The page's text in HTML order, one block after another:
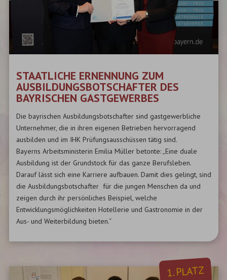
STAATLICHE ERNENNUNG ZUM
AUSBILDUNGSBOTSCHAFTER DES
BAYRISCHEN GASTGEWERBES
Die bayrischen Ausbildungsbotschafter sind gastgewerbliche
Unternehmer, die in ihren eigenen Betrieben hervorragend
ausbilden und im IHK Prüfungsausschüssen tätig sind.
Bayerns Arbeitsministerin Emilia Müller betonte: „Eine duale
Ausbildung ist der Grundstock für das ganze Berufsleben.
Darauf lässt sich eine Karriere aufbauen. Damit dies gelingt, sind
die Ausbildungsbotschafter für die jungen Menschen da und
zeigen durch ihr persönliches Beispiel, welche
Entwicklungsmöglichkeiten Hotellerie und Gastronomie in der
Aus- und Weiterbildung bieten.“
1. PLATZ